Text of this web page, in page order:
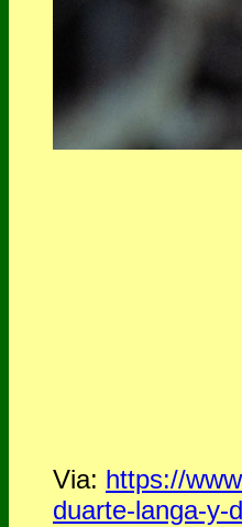
Via: https://
duarte-langa-y-